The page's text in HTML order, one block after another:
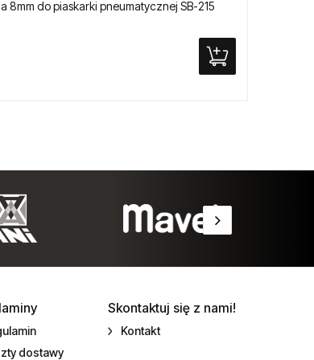
8mm do piaskarki pneumatycznej SB-215
dostawy
Skontaktuj się z nami!
Kontakt